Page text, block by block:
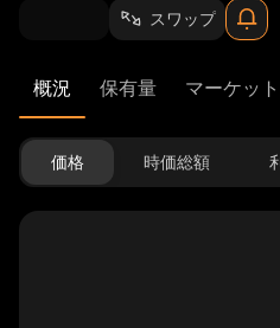
スワップ
概況 保有量 マーケット
価格 時価総額